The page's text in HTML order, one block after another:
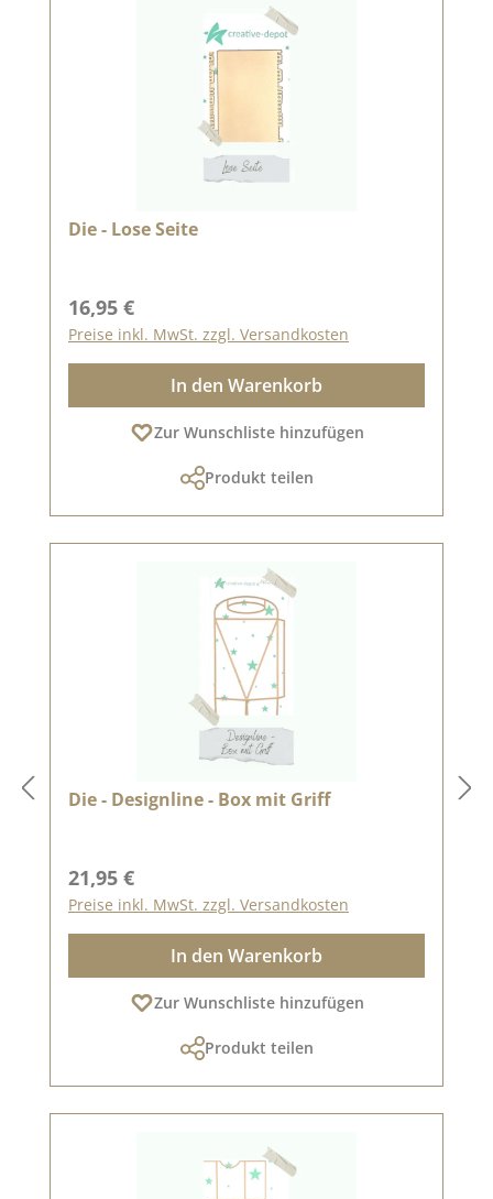
Die - Lose Seite
Regulärer Preis:
16,95 €
Preise inkl. MwSt. zzgl. Versandkosten
In den Warenkorb
Zur Wunschliste hinzufügen
Produkt teilen
Die - Designline - Box mit Griff
Regulärer Preis:
21,95 €
Preise inkl. MwSt. zzgl. Versandkosten
In den Warenkorb
Zur Wunschliste hinzufügen
Produkt teilen